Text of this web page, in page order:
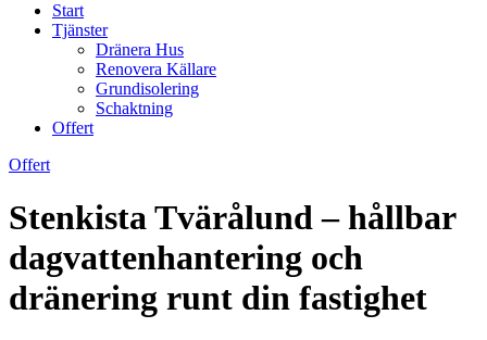
Start
Tjänster
Dränera Hus
Renovera Källare
Grundisolering
Schaktning
Offert
Offert
Stenkista Tvärålund – hållbar
dagvattenhantering och
dränering runt din fastighet